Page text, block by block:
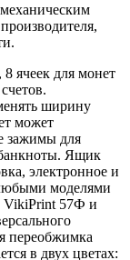
ячеек для монет
ширину
может
зажимы для
Ящик
электронное и
моделями
VikiPrint 57Ф и
переобжимка
в двух цветах: